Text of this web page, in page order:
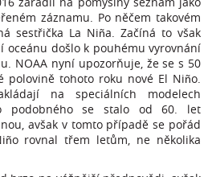
záznamu. Po něčem takovém
sestřička La Niña. Začíná to však
oceánu došlo k pouhému vyrovnání
NOAA nyní upozorňuje, že se s 50
polovině tohoto roku nové El Niño.
na speciálních modelech
podobného se stalo od 60. let
avšak v tomto případě se pořád
rovnal třem letům, ne několika